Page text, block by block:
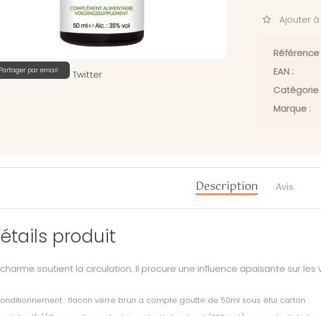
Partager par email Twitter
Ajouter
Référence
EAN :
Catégorie
Marque :
Description Avis
produit
charme soutient la circulation. Il procure une influence apaisante sur les
: flacon verre brun a compte goutte de 50ml sous étui carton